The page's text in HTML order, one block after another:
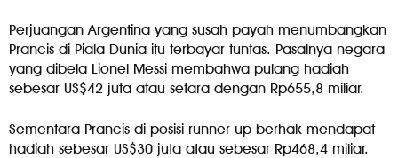
Perjuangan Argentina yang susah payah menumbangkan
Prancis di Piala Dunia itu terbayar tuntas. Pasalnya negara
yang dibela Lionel Messi membahwa pulang hadiah
sebesar US$42 juta atau setara dengan Rp655,8 miliar.
Sementara Prancis di posisi runner up berhak mendapat
hadiah sebesar US$30 juta atau sebesar Rp468,4 miliar.